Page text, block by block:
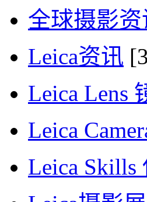
全球摄影资
Leica资讯
Leica Lens
Leica
Leica Skills